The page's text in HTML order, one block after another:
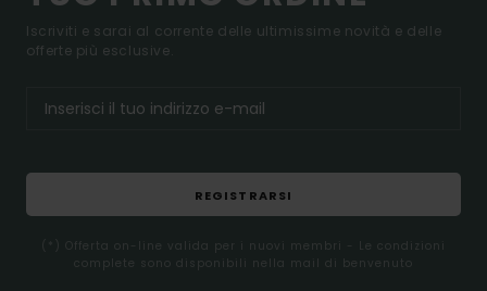
Iscriviti e sarai al corrente delle ultimissime novità e delle
offerte più esclusive.
REGISTRARSI
(*) Offerta on-line valida per i nuovi membri - Le condizioni
complete sono disponibili nella mail di benvenuto